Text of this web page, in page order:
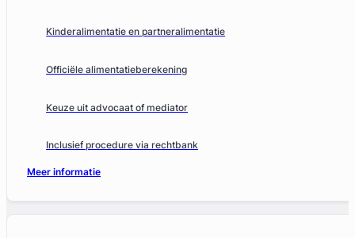
Kinderalimentatie en partneralimentatie
Officiële alimentatieberekening
Keuze uit advocaat of mediator
Inclusief procedure via rechtbank
Meer informatie